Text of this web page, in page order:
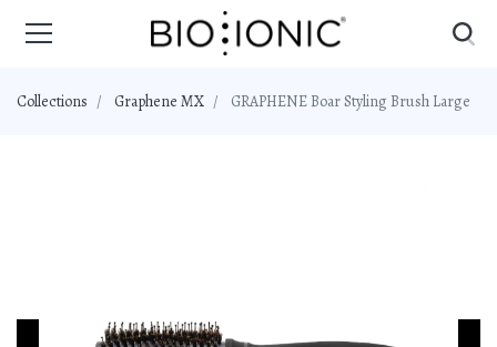
Collections Graphene MX GRAPHENE Boar Styling Brush Large